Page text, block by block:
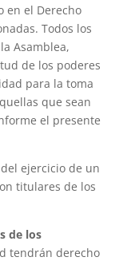
en el Derecho
Todos los
Asamblea,
de los poderes
para la toma
que sean
el presente
ejercicio de un
titulares de los
de los
tendrán derecho